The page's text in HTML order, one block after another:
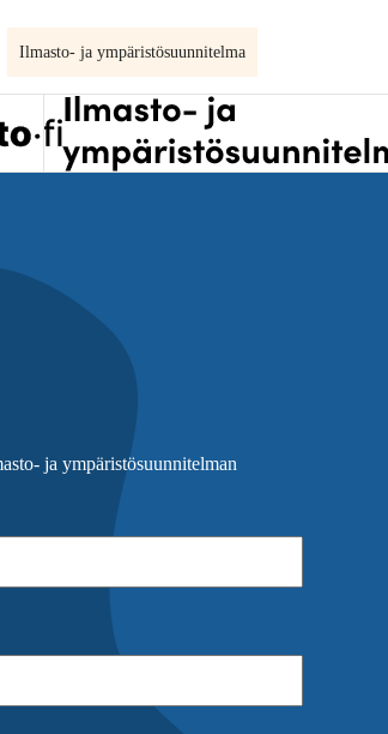
Ilmasto- ja ympäristösuunnitelma
ja ympäristösuunnitelman